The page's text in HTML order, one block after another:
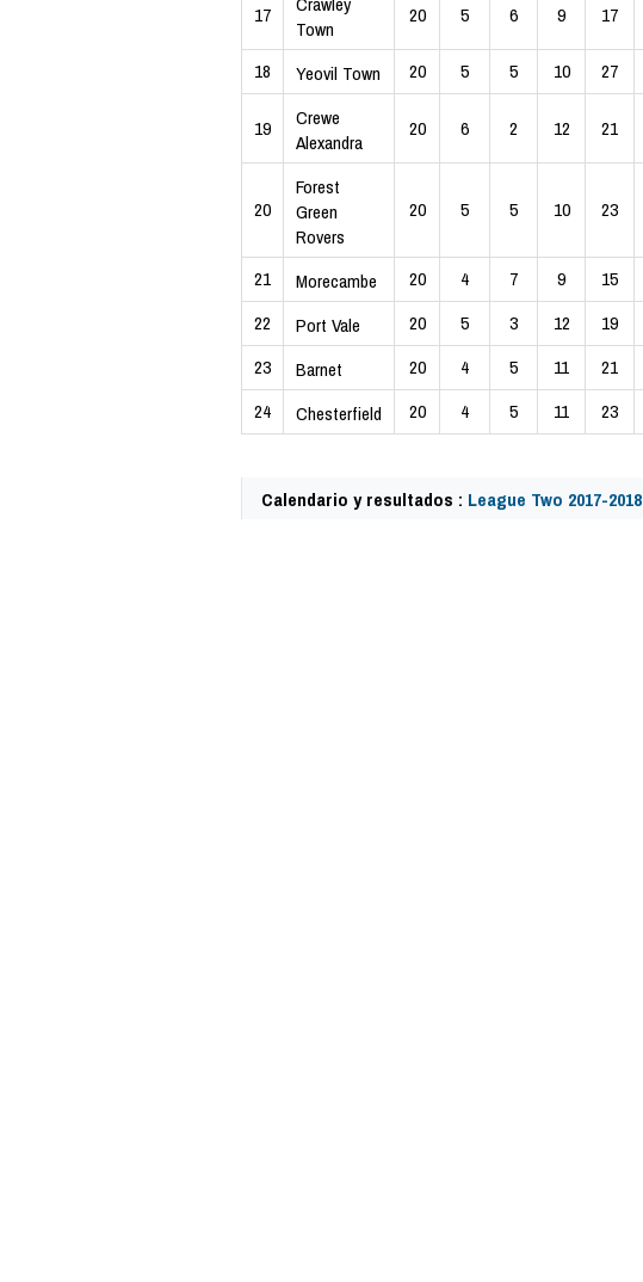
17
Town
20 5 6 9 17
18 Yeovil Town 20 5 5 10 27
19
Crewe
Alexandra
20 6 2 12 21
20
Forest
Green
Rovers
20 5 5 10 23
21 Morecambe 20 4 7 9 15
22
Port Vale 20 5 3 12 19
23
Barnet 20 4 5 11 21
24
Chesterfield 20 4 5 11 23
Calendario y resultados : League Two 2017-2018